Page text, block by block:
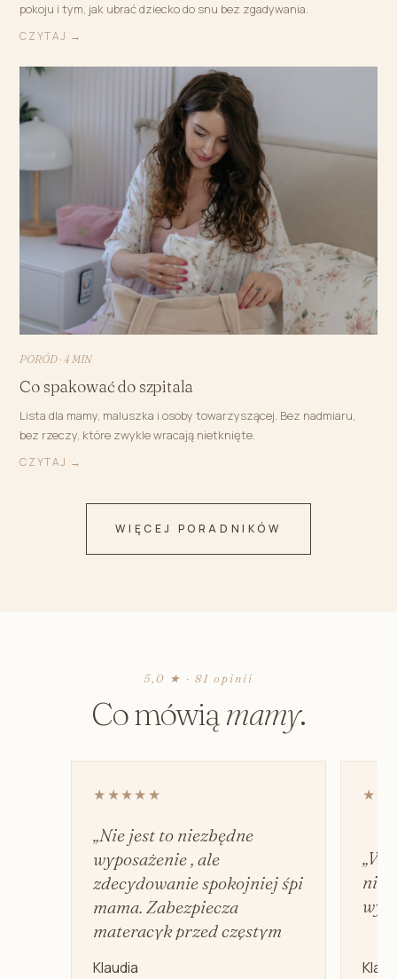
pokoju i tym, jak ubrać dziecko do snu bez zgadywania.
CZYTAJ →
PORÓD · 4 MIN
Co spakować do szpitala
Lista dla mamy, maluszka i osoby towarzyszącej. Bez nadmiaru,
bez rzeczy, które zwykle wracają nietknięte.
CZYTAJ →
WIĘCEJ PORADNIKÓW
5,0 ★ · 81 opinii
Co mówiąmamy.
★★★★★
„Nie jest to niezbędne
wyposażenie , ale
zdecydowanie spokojniej śpi
mama. Zabezpiecza
materacyk przed częstym
Klaudia
nie